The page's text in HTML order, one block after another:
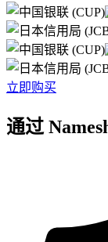
立即购买
通过